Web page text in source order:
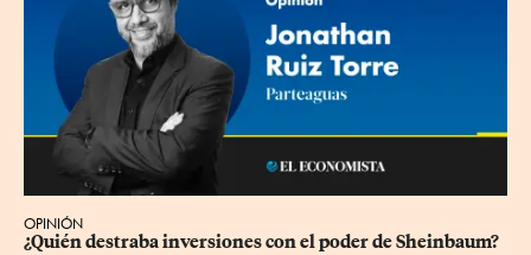
OPINIÓN
¿Quién destraba inversiones con el poder de Sheinbaum?